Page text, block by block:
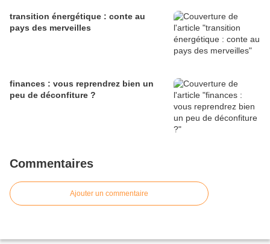
transition énergétique : conte au
pays des merveilles
finances : vous reprendrez bien un
peu de déconfiture ?
Commentaires
Ajouter un commentaire